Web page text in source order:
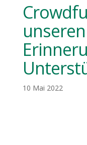
unseren
10 Mai 2022